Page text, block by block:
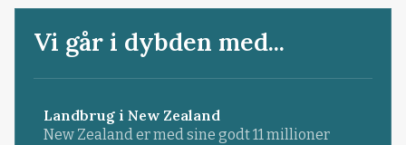
Vi går i dybden med...
Landbrug i New Zealand
New Zealand er med sine godt 11 millioner